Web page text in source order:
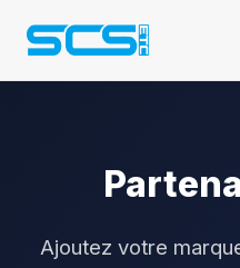
Ajoutez votre